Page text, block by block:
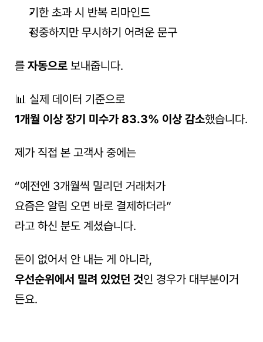
기한 초과 시 반복 리마인드
정중하지만 무시하기 어려운 문구
를 자동으로 보내줍니다.
📊 실제 데이터 기준으로
1개월 이상 장기 미수가 83.3% 이상 감소했습니다.
제가 직접 본 고객사 중에는
“예전엔 3개월씩 밀리던 거래처가
요즘은 알림 오면 바로 결제하더라”
라고 하신 분도 계셨습니다.
돈이 없어서 안 내는 게 아니라,
우선순위에서 밀려 있었던 것인 경우가 대부분이거
든요.